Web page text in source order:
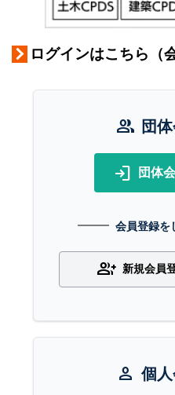
ログインはこちら（
group 団
login 団体
会員登録を
group_add 新規会員
person 個